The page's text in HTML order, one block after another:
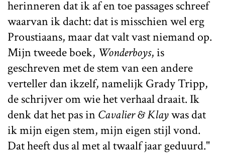
herinneren dat ik af en toe passages schreef
waarvan ik dacht: dat is misschien wel erg
Proustiaans, maar dat valt vast niemand op.
Mijn tweede boek, Wonderboys, is
geschreven met de stem van een andere
verteller dan ikzelf, namelijk Grady Tripp,
de schrijver om wie het verhaal draait. Ik
denk dat het pas inCavalier & Klaywas dat
ik mijn eigen stem, mijn eigen stijl vond.
Dat heeft dus al met al twaalf jaar geduurd."